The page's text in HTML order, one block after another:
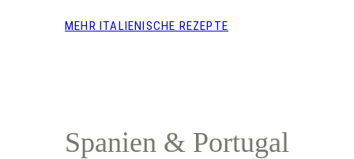
MEHR ITALIENISCHE REZEPTE
Spanien & Portugal